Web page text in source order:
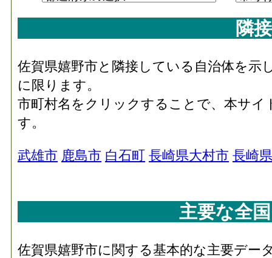
隣
佐賀県嬉野市と隣接している自治体を示
に限ります。
市町村名をクリックすることで、本サ
す。
武雄市 鹿島市 白石町 長崎県大村市 長崎
主要な全
佐賀県嬉野市に関する基本的な主要デ